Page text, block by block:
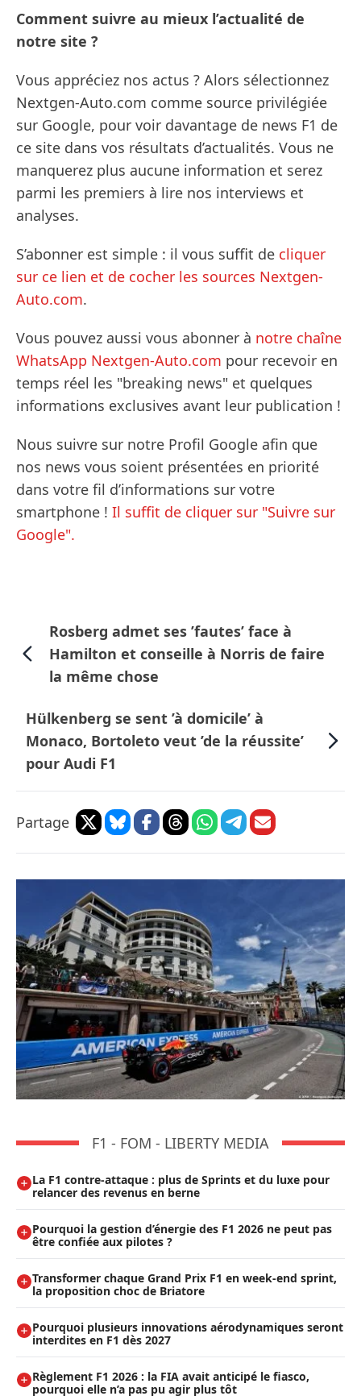
Comment suivre au mieux l’actualité de
notre site ?
Vous appréciez nos actus ? Alors sélectionnez
Nextgen-Auto.com comme source privilégiée
sur Google, pour voir davantage de news F1 de
ce site dans vos résultats d’actualités. Vous ne
manquerez plus aucune information et serez
parmi les premiers à lire nos interviews et
analyses.
S’abonner est simple : il vous suffit de cliquer
sur ce lien et de cocher les sources Nextgen-
Auto.com.
Vous pouvez aussi vous abonner à notre chaîne
WhatsApp Nextgen-Auto.com pour recevoir en
temps réel les "breaking news" et quelques
informations exclusives avant leur publication !
Nous suivre sur notre Profil Google afin que
nos news vous soient présentées en priorité
dans votre fil d’informations sur votre
smartphone ! Il suffit de cliquer sur "Suivre sur
Google".
Rosberg admet ses ’fautes’ face à
Hamilton et conseille à Norris de faire
la même chose
Hülkenberg se sent ’à domicile’ à
Monaco, Bortoleto veut ’de la réussite’
pour Audi F1
Partage
F1 - FOM - LIBERTY MEDIA
La F1 contre-attaque : plus de Sprints et du luxe pour
relancer des revenus en berne
Pourquoi la gestion d’énergie des F1 2026 ne peut pas
être confiée aux pilotes ?
Transformer chaque Grand Prix F1 en week-end sprint,
la proposition choc de Briatore
Pourquoi plusieurs innovations aérodynamiques seront
interdites en F1 dès 2027
Règlement F1 2026 : la FIA avait anticipé le fiasco,
pourquoi elle n’a pas pu agir plus tôt